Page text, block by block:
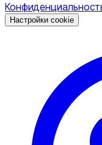
Настройки cookie